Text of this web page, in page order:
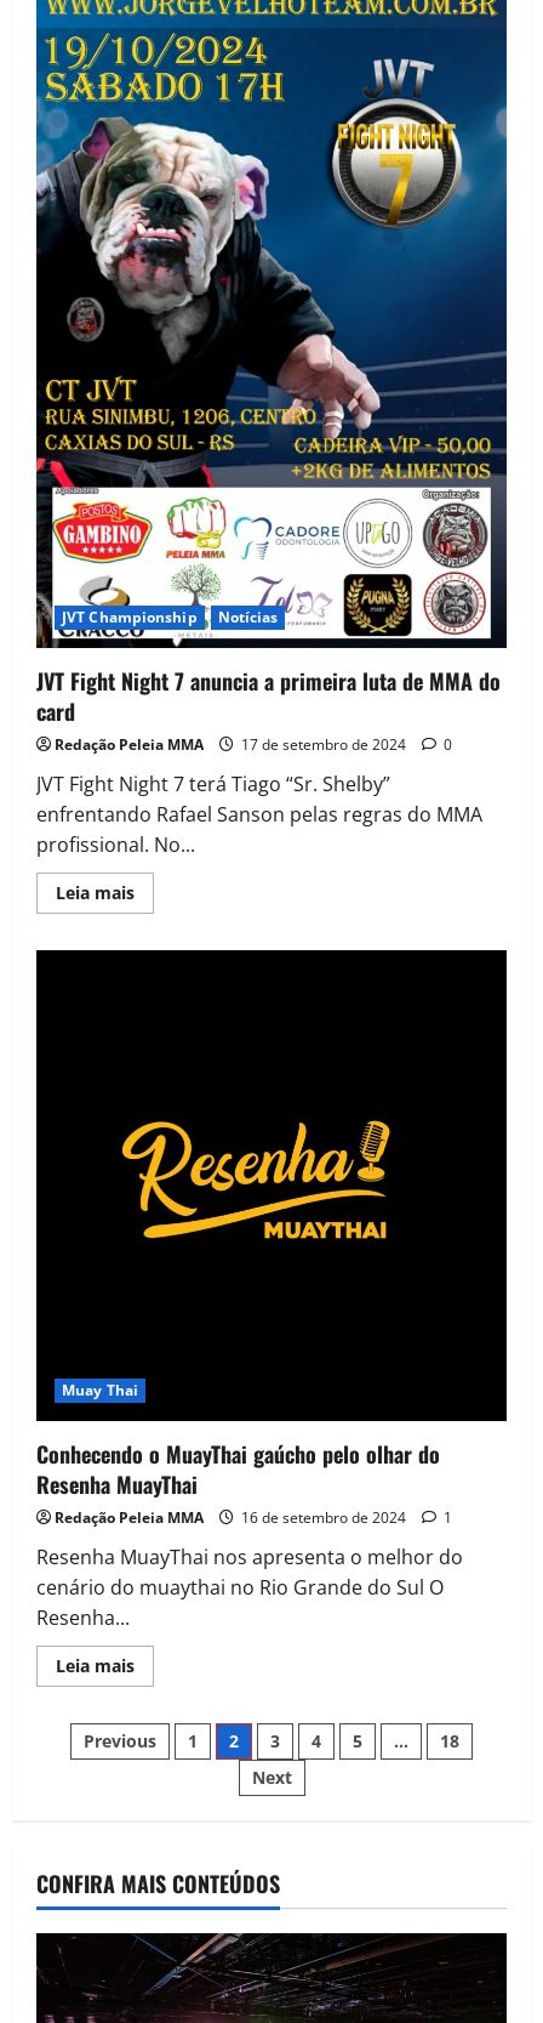
JVT Championship Notícias
JVT Fight Night 7 anuncia a primeira luta de MMA do
card
Redação Peleia MMA 17 de setembro de 2024 0
JVT Fight Night 7 terá Tiago “Sr. Shelby”
enfrentando Rafael Sanson pelas regras do MMA
profissional. No...
Leia mais
Muay Thai
Conhecendo o MuayThai gaúcho pelo olhar do
Resenha MuayThai
Redação Peleia MMA 16 de setembro de 2024 1
Resenha MuayThai nos apresenta o melhor do
cenário do muaythai no Rio Grande do Sul O
Resenha...
Leia mais
Previous 1 2 3 4 5 …
18
Next
CONFIRA MAIS CONTEÚDOS